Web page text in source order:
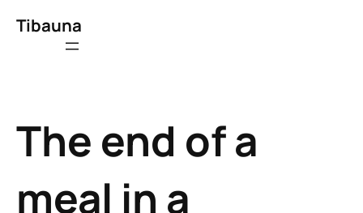
Tibauna
The end of a
meal in a